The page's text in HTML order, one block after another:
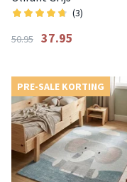
(3)
50.95 37.95
PRE-SALE KORTING